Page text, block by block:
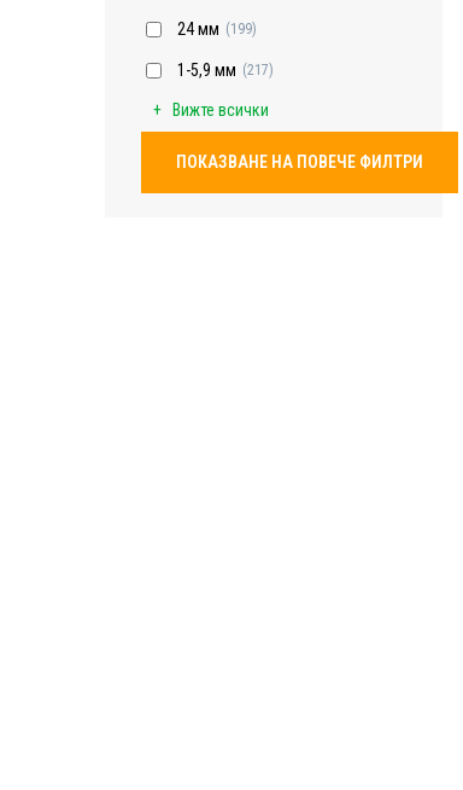
24 мм (199)
1-5,9 мм (217)
Вижте всички
ПОКАЗВАНЕ НА ПОВЕЧЕ ФИЛТРИ